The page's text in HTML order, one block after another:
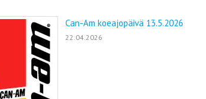
Can-Am koeajopäivä 13.5.2026
22.04.2026